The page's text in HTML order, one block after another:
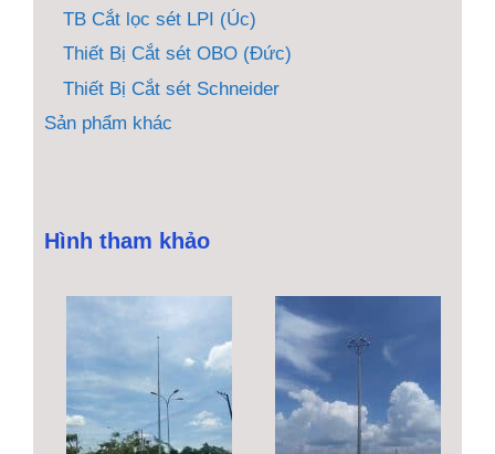
TB Cắt lọc sét LPI (Úc)
Thiết Bị Cắt sét OBO (Đức)
Thiết Bị Cắt sét Schneider
Sản phẩm khác
Hình tham khảo